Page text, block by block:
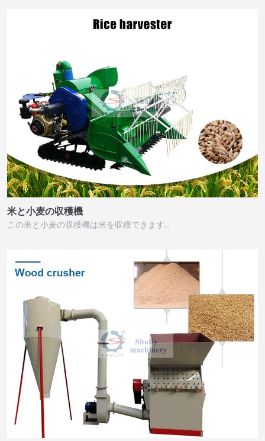
米と小麦の収穫機
この米と小麦の収穫機は米を収穫できます…